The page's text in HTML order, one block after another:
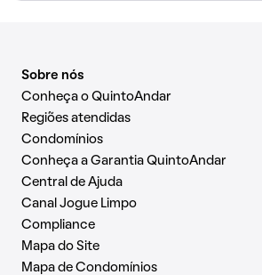
Sobre nós
Conheça o QuintoAndar
Regiões atendidas
Condomínios
Conheça a Garantia QuintoAndar
Central de Ajuda
Canal Jogue Limpo
Compliance
Mapa do Site
Mapa de Condomínios